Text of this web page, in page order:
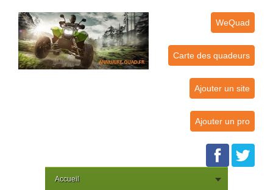
WeQuad
Carte des quadeurs
Ajouter un site
Ajouter un pro
Accueil